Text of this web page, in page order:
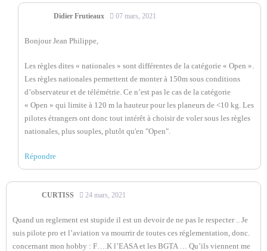
Didier Frutieaux 07 mars, 2021
Bonjour Jean Philippe,
Les règles dites « nationales » sont différentes de la catégorie « Open ».
Les règles nationales permettent de monter à 150m sous conditions
d’observateur et de télémétrie. Ce n’est pas le cas de la catégorie
« Open » qui limite à 120 m la hauteur pour les planeurs de <10 kg. Les
pilotes étrangers ont donc tout intérêt à choisir de voler sous les règles
nationales, plus souples, plutôt qu'en "Open".
Répondre
CURTISS 24 mars, 2021
Quand un reglement est stupide il est un devoir de ne pas le respecter .. Je
suis pilote pro et l’aviation va mourrir de toutes ces réglementation, donc.
concernant mon hobby : F….K l’EASA et les BGTA … Qu’ils viennent me